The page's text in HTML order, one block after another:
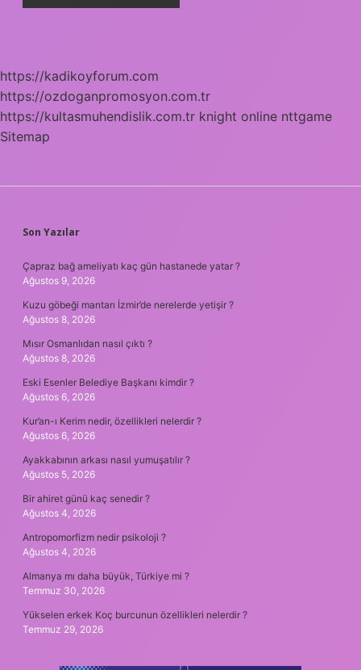
https://kadikoyforum.com
https://ozdoganpromosyon.com.tr
https://kultasmuhendislik.com.tr knight online nttgame
Sitemap
SIDEBAR
Son Yazılar
Çapraz bağ ameliyatı kaç gün hastanede yatar ?
Ağustos 9, 2026
Kuzu göbeği mantarı İzmir’de nerelerde yetişir ?
Ağustos 8, 2026
Mısır Osmanlıdan nasıl çıktı ?
Ağustos 8, 2026
Eski Esenler Belediye Başkanı kimdir ?
Ağustos 6, 2026
Kur’an-ı Kerim nedir, özellikleri nelerdir ?
Ağustos 6, 2026
Ayakkabının arkası nasıl yumuşatılır ?
Ağustos 5, 2026
Bir ahiret günü kaç senedir ?
Ağustos 4, 2026
Antropomorfizm nedir psikoloji ?
Ağustos 4, 2026
Almanya mı daha büyük, Türkiye mi ?
Temmuz 30, 2026
Yükselen erkek Koç burcunun özellikleri nelerdir ?
Temmuz 29, 2026